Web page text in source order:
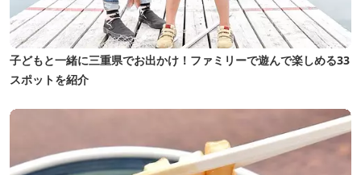
子どもと一緒に三重県でお出かけ！ファミリーで遊んで楽しめる33
スポットを紹介